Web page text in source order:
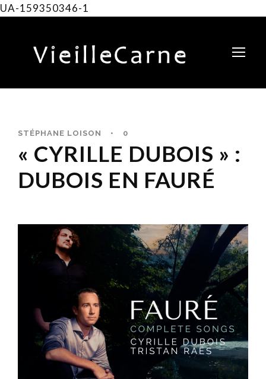
UA-159350346-1
STÉPHANE LOISON • 0
« CYRILLE DUBOIS » :
DUBOIS EN FAURÉ